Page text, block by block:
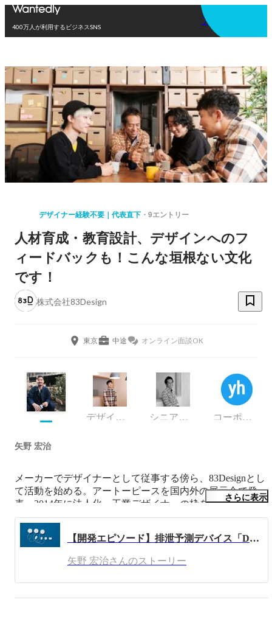
400万人が利用するビジネスSNS
アプリを使う
デザイナー経験不要｜代表直下 9エントリー
人材育成・教育設計、デザインへのフ
ィードバックも！こんな垣根ない文化
です！
株式会社83Design
東京 中途 オンライン面談OK
デザイナー シニアデザイナー コーポレート・スタッフ
矢野 宏治
メーカーでデザイナーとして従事する傍ら、83Designとし
て活動を始める。アートーピースを国内外の展示会で発
表。2014年に法人化。工業デザイナーの枠を超え
DFree（排泄予知デバイス）やnwm（NTT発オーディオブ
ランド）などのブランドの立ち上げに参画。チームとして
の創造性が高くなるように工夫をしながら、自らも手を動
かしモノづくりを楽しんでいます。
さらに表示
【開発エピソード】排泄予測デバイス「DFree」×83Design。世の中にないモノをつくる。だからこそ、愚直に。
矢野 宏治さんのストーリー